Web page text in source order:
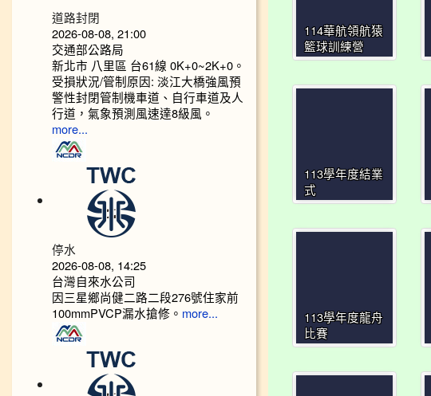
114華航領航猿
籃球訓練營
113學年度結業
式
113學年度龍舟
比賽
道路封閉
2026-08-08, 21:00
交通部公路局
新北市 八里區 台61線 0K+0~2K+0。
受損狀況/管制原因: 淡江大橋強風預
警性封閉管制機車道、自行車道及人
行道，氣象預測風速達8級風。
more...
停水
2026-08-08, 14:25
台灣自來水公司
因三星鄉尚健二路二段276號住家前
100mmPVCP漏水搶修。 more...